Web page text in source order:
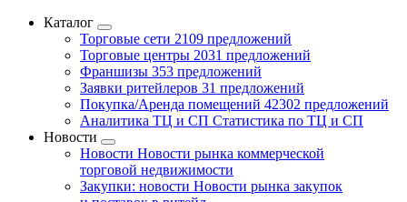
Каталог
Торговые сети 2109 предложений
Торговые центры 2031 предложений
Франшизы 353 предложений
Заявки ритейлеров 31 предложений
Покупка/Аренда помещений 42302 предложений
Аналитика ТЦ и СП Статистика по ТЦ и СП
Новости
Новости Новости рынка коммерческой
торговой недвижимости
Закупки: новости Новости рынка закупок